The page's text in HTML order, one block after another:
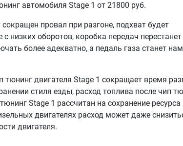
автомобиля Stage 1 от 21800 руб.
провал при разгоне, подхват будет
низких оборотов, коробка передач перестанет
более адекватно, а педаль газа станет
двигателя Stage 1 сокращает время
стиля езды, расход топлива после чип
Stage 1 рассчитан на сохранение ресурса
двигателях расход может даже
двигателя.